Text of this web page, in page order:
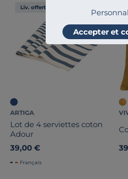
Accepter et
Liv. offerte
ARTIGA
Lot de 4 serviettes coton
Adour
39,00 €
Français